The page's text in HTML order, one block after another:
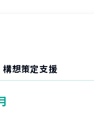
想策定支援